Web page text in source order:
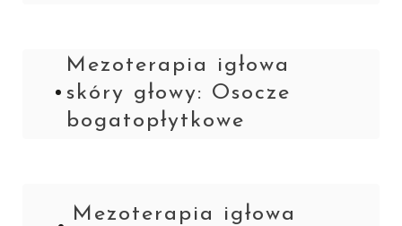
Mezoterapia igłowa
skóry głowy: Osocze
bogatopłytkowe
Mezoterapia igłowa